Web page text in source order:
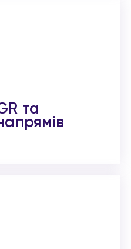
та